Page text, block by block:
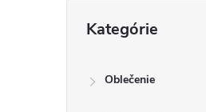
kategórie
Kategórie
Oblečenie